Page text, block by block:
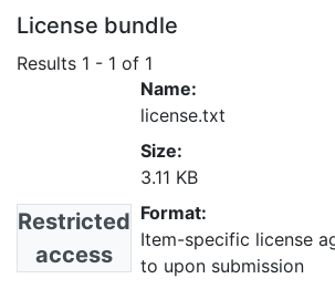
License bundle
Results 1 - 1 of 1
Restricted
access
Name:
license.txt
Size:
3.11 KB
Format:
Item-specific license
to upon submission